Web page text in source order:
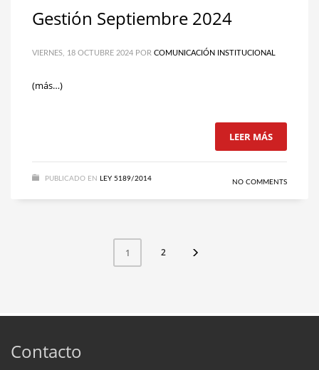
Gestión Septiembre 2024
VIERNES, 18 OCTUBRE 2024 POR COMUNICACIÓN INSTITUCIONAL
(más…)
LEER MÁS
PUBLICADO EN LEY 5189/2014 NO COMMENTS
1 2
Contacto